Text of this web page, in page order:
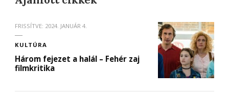
FRISSÍTVE: 2024. JANUÁR 4.
KULTÚRA
Három fejezet a halál – Fehér zaj
filmkritika